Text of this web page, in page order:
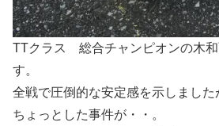
TTクラス 総合チャンピオンの木
す。
全戦で圧倒的な安定感を示しました
ちょっとした事件が・・。